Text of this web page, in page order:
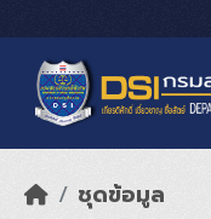
ชุดข้อมูล